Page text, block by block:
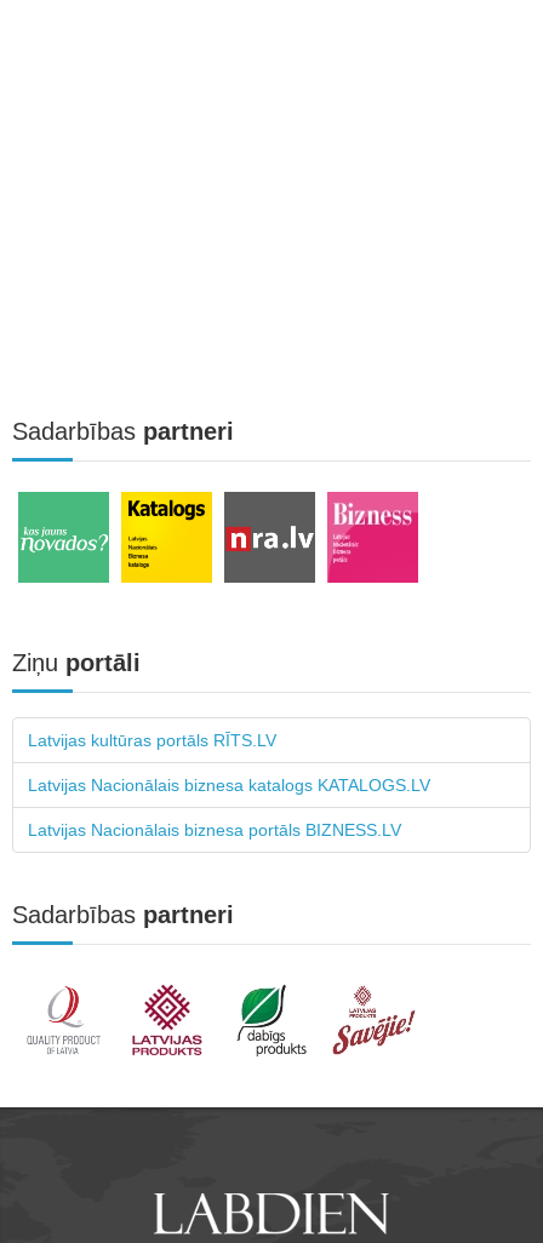
Sadarbības partneri
Ziņu portāli
Latvijas kultūras portāls RĪTS.LV
Latvijas Nacionālais biznesa katalogs KATALOGS.LV
Latvijas Nacionālais biznesa portāls BIZNESS.LV
Sadarbības partneri